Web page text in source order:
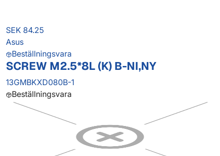
SEK 84.25
Asus
Beställningsvara
SCREW M2.5*8L (K) B-NI,NY
13GMBKXD080B-1
Beställningsvara